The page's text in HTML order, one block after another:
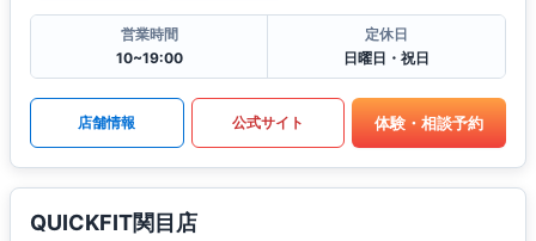
営業時間
10~19:00
定休日
日曜日・祝日
店舗情報 公式サイト 体験・相談予約
QUICKFIT関目店